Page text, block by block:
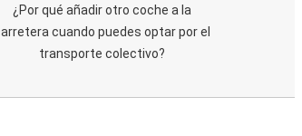
¿Por qué añadir otro coche a la
cuando puedes optar por el
transporte colectivo?